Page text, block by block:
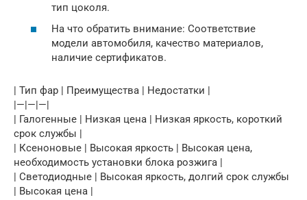
тип цоколя.
На что обратить внимание: Соответствие
модели автомобиля, качество материалов,
наличие сертификатов.
| Тип фар | Преимущества | Недостатки |
|—|—|—|
| Галогенные | Низкая цена | Низкая яркость, короткий
срок службы |
| Ксеноновые | Высокая яркость | Высокая цена,
необходимость установки блока розжига |
| Светодиодные | Высокая яркость, долгий срок службы
| Высокая цена |